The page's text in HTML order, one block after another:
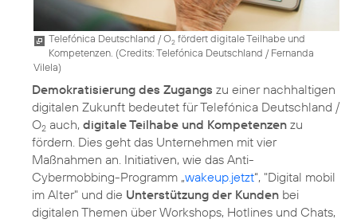
Telefónica Deutschland / O2 fördert digitale Teilhabe und
Kompetenzen. (Credits: Telefónica Deutschland / Fernanda
Vilela)
Demokratisierung des Zugangs zu einer nachhaltigen
digitalen Zukunft bedeutet für Telefónica Deutschland /
O2 auch, digitale Teilhabe und Kompetenzen zu
fördern. Dies geht das Unternehmen mit vier
Maßnahmen an. Initiativen, wie das Anti-
Cybermobbing-Programm „wakeup.jetzt“, "Digital mobil
im Alter" und die Unterstützung der Kunden bei
digitalen Themen über Workshops, Hotlines und Chats,